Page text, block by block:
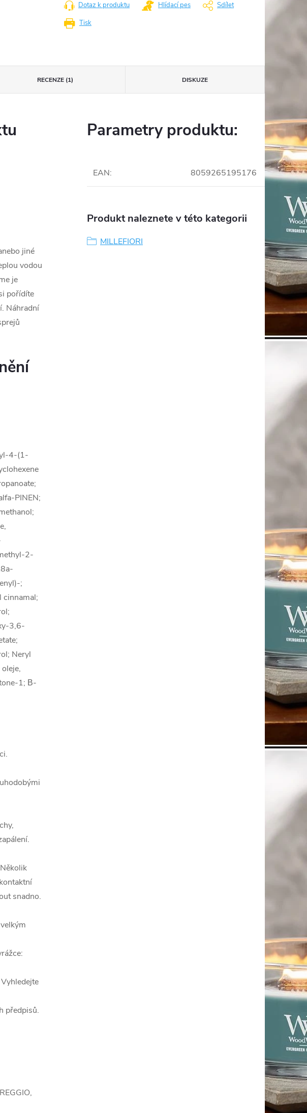
Tisk
Dotaz k produktu Hlídací pes Sdílet
RECENZE (1) DISKUZE
jiné
vodou
je
pořídíte
Náhradní
4-(1-
PINEN;
2-
;
cinnamal;
3,6-
Neryl
1; Β-
snadno.
předpisů.
Parametry produktu:
EAN: 8059265195176
Produkt naleznete v této kategorii
MILLEFIORI